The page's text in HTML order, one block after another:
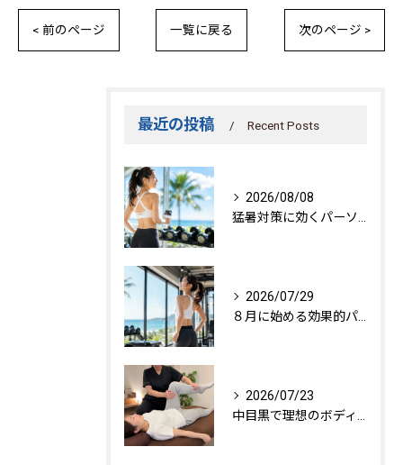
< 前のページ 一覧に戻る 次のページ >
最近の投稿 Recent Posts
2026/08/08
2026/07/29
2026/07/23